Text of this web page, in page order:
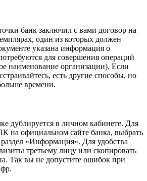
банк заключил с вами договор на
один из которых должен
указана информация о
для совершения операций
наименование организации). Если
есть другие способы, но
времени.
дублируется в личном кабинете. Для
на официальном сайте банка, выбрать
«Информация». Для удобства
третьему лицу или скопировать
Так вы не допустите ошибок при